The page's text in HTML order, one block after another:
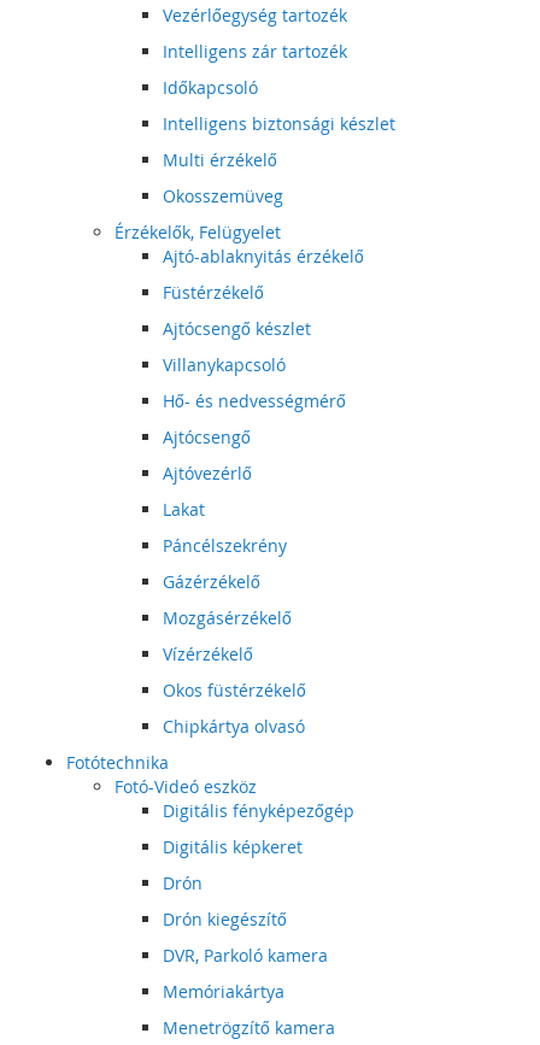
Vezérlőegység tartozék
Intelligens zár tartozék
Időkapcsoló
Intelligens biztonsági készlet
Multi érzékelő
Okosszemüveg
Érzékelők, Felügyelet
Ajtó-ablaknyitás érzékelő
Füstérzékelő
Ajtócsengő készlet
Villanykapcsoló
Hő- és nedvességmérő
Ajtócsengő
Ajtóvezérlő
Lakat
Páncélszekrény
Gázérzékelő
Mozgásérzékelő
Vízérzékelő
Okos füstérzékelő
Chipkártya olvasó
Fotótechnika
Fotó-Videó eszköz
Digitális fényképezőgép
Digitális képkeret
Drón
Drón kiegészítő
DVR, Parkoló kamera
Memóriakártya
Menetrögzítő kamera